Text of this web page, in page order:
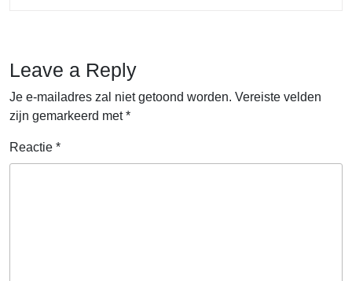
Leave a Reply
Je e-mailadres zal niet getoond worden. Vereiste velden
zijn gemarkeerd met*
Reactie *